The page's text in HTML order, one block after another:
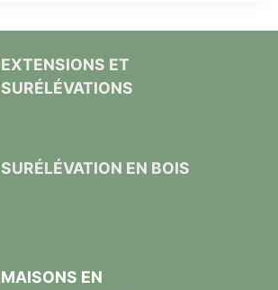
EXTENSIONS ET
SURÉLÉVATIONS
SURÉLÉVATION EN BOIS
MAISONS EN